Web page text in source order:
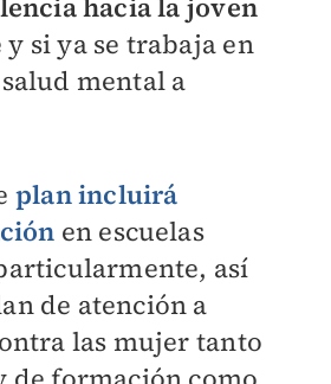
hacia la joven
si ya se trabaja en
mental a
plan incluirá
en escuelas
así
de atención a
las mujer tanto